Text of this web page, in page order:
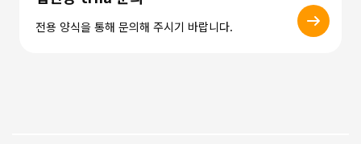
전용 양식을 통해 문의해 주시기 바랍니다.